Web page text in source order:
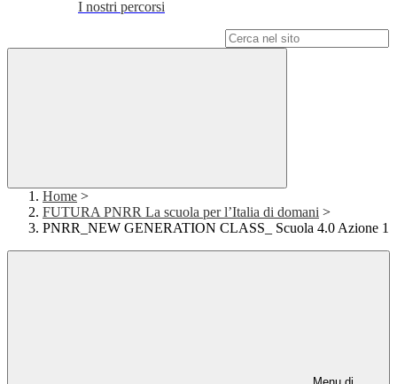
I nostri percorsi
Home >
FUTURA PNRR La scuola per l’Italia di domani >
PNRR_NEW GENERATION CLASS_ Scuola 4.0 Azione 1